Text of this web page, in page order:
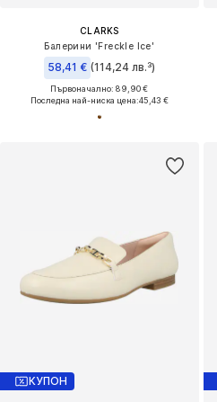
CLARKS
Балерини 'Freckle Ice'
58,41 € (114,24 лв.³)
Първоначално: 89,90 €
Последна най-ниска цена:45,43 €
КУПОН